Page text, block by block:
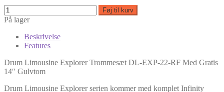
Føj til kurv
På lager
Beskrivelse
Features
Drum Limousine Explorer Trommesæt DL-EXP-22-RF Med Gratis
14″ Gulvtom
Drum Limousine Explorer serien kommer med komplet Infinity